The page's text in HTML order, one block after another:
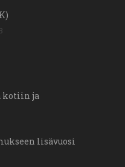
kotiin ja
lisävuosi